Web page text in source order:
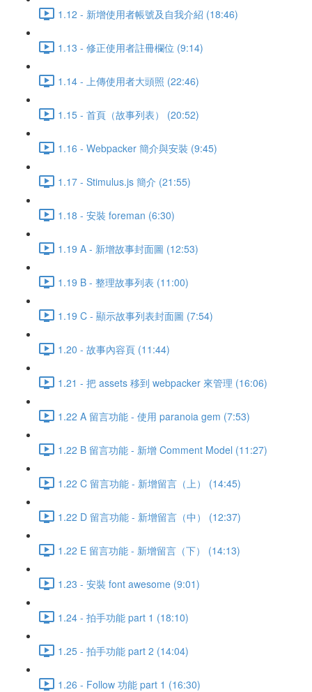
1.12 - 新增使用者帳號及自我介紹 (18:46)
1.13 - 修正使用者註冊欄位 (9:14)
1.14 - 上傳使用者大頭照 (22:46)
1.15 - 首頁（故事列表） (20:52)
1.16 - Webpacker 簡介與安裝 (9:45)
1.17 - Stimulus.js 簡介 (21:55)
1.18 - 安裝 foreman (6:30)
1.19 A - 新增故事封面圖 (12:53)
1.19 B - 整理故事列表 (11:00)
1.19 C - 顯示故事列表封面圖 (7:54)
1.20 - 故事內容頁 (11:44)
1.21 - 把 assets 移到 webpacker 來管理 (16:06)
1.22 A 留言功能 - 使用 paranoia gem (7:53)
1.22 B 留言功能 - 新增 Comment Model (11:27)
1.22 C 留言功能 - 新增留言（上） (14:45)
1.22 D 留言功能 - 新增留言（中） (12:37)
1.22 E 留言功能 - 新增留言（下） (14:13)
1.23 - 安裝 font awesome (9:01)
1.24 - 拍手功能 part 1 (18:10)
1.25 - 拍手功能 part 2 (14:04)
1.26 - Follow 功能 part 1 (16:30)